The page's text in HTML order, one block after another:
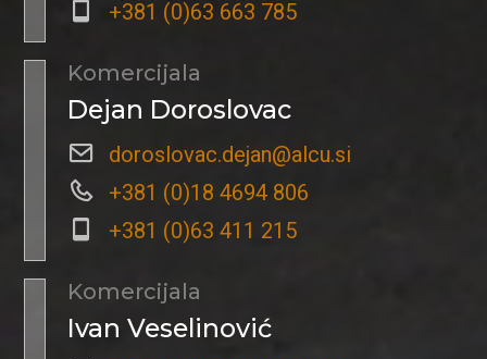
+381 (0)63 663 785
Komercijala
Dejan Doroslovac
doroslovac.dejan@alcu.si
+381 (0)18 4694 806
+381 (0)63 411 215
Komercijala
Ivan Veselinović